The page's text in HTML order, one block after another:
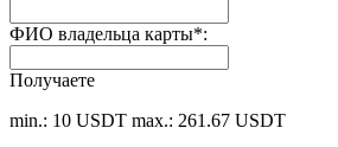
ФИО владельца карты*:
Получаете
min.: 10 USDT max.: 261.67 USDT